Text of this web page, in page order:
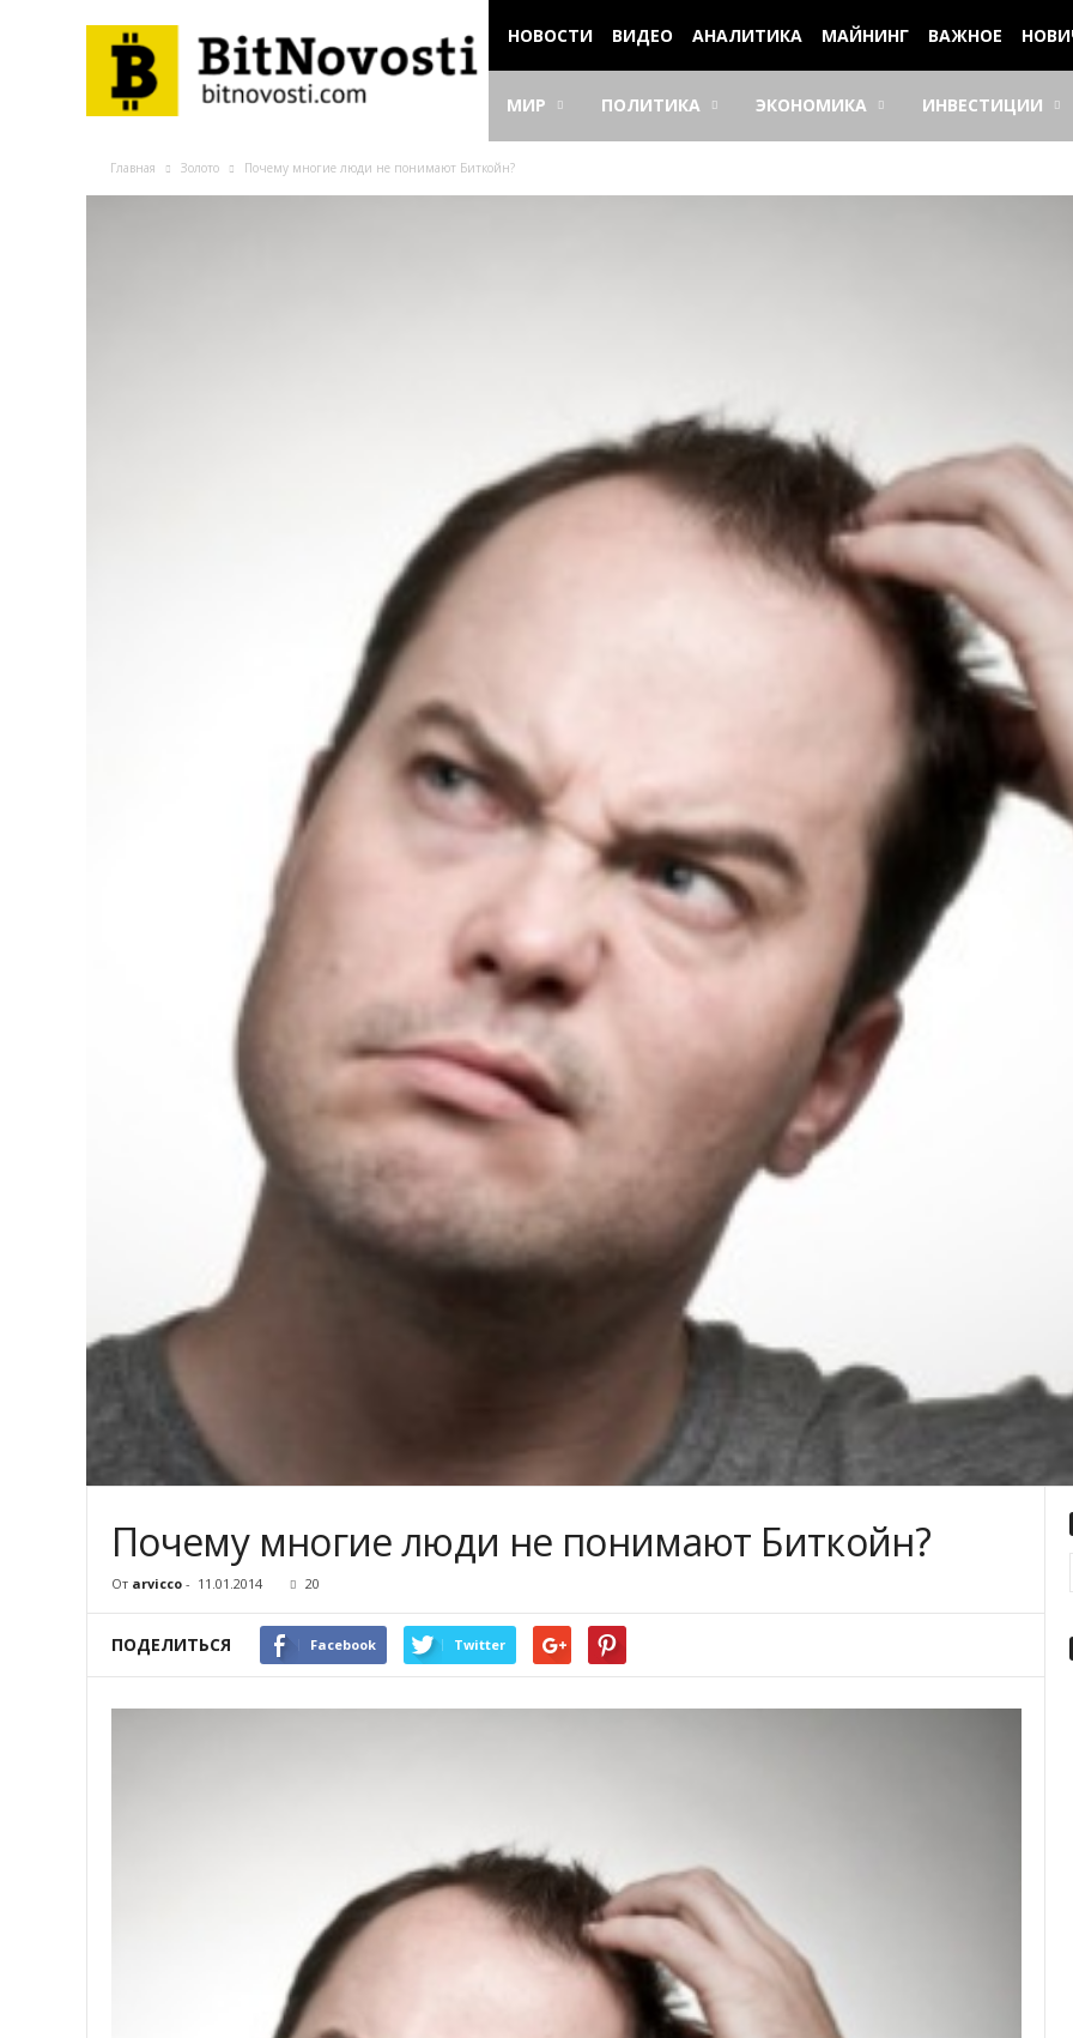
НОВОСТИ ВИДЕО АНАЛИТИКА МАЙНИНГ ВАЖНОЕ
МИР ПОЛИТИКА ЭКОНОМИКА ИНВЕСТИЦИИ
Главная Золото Почему многие люди не понимают Биткойн?
Почему многие люди не понимают Биткойн?
От arvicco - 11.01.2014 20
ПОДЕЛИТЬСЯ Facebook Twitter